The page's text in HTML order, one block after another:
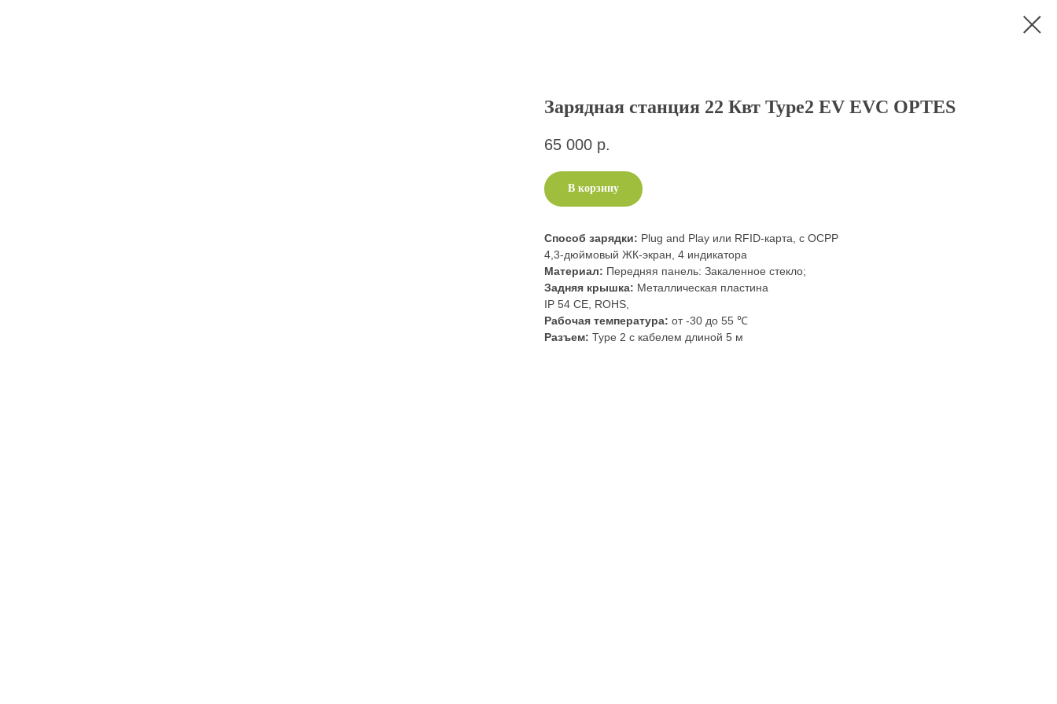
Зарядная станция 22 Квт Type2 EV EVС OPTES
65 000 р.
В корзину
Способ зарядки: Plug and Play или RFID-карта, с OCPP
4,3-дюймовый ЖК-экран, 4 индикатора
Материал: Передняя панель: Закаленное стекло;
Задняя крышка: Металлическая пластина
IP 54 CE, ROHS,
Рабочая температура: от -30 до 55 ℃
Разъем: Type 2 с кабелем длиной 5 м